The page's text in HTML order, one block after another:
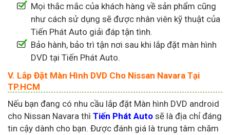
Mọi thắc mắc của khách hàng về sản phẩm cũng
như cách sử dụng sẽ được nhân viên kỹ thuật của
Tiến Phát Auto giải đáp tận tình.
Bảo hành, bảo trì tận nơi sau khi lắp đặt màn hình
DVD tại Tiến Phát Auto.
V. Lắp Đặt Màn Hình DVD Cho Nissan Navara Tại
TP.HCM
Nếu bạn đang có nhu cầu lắp đặt Màn hình DVD android
cho Nissan Navara thì Tiến Phát Auto sẽ là địa chỉ đáng
tin cậy dành cho bạn. Được đánh giá là trung tâm chăm